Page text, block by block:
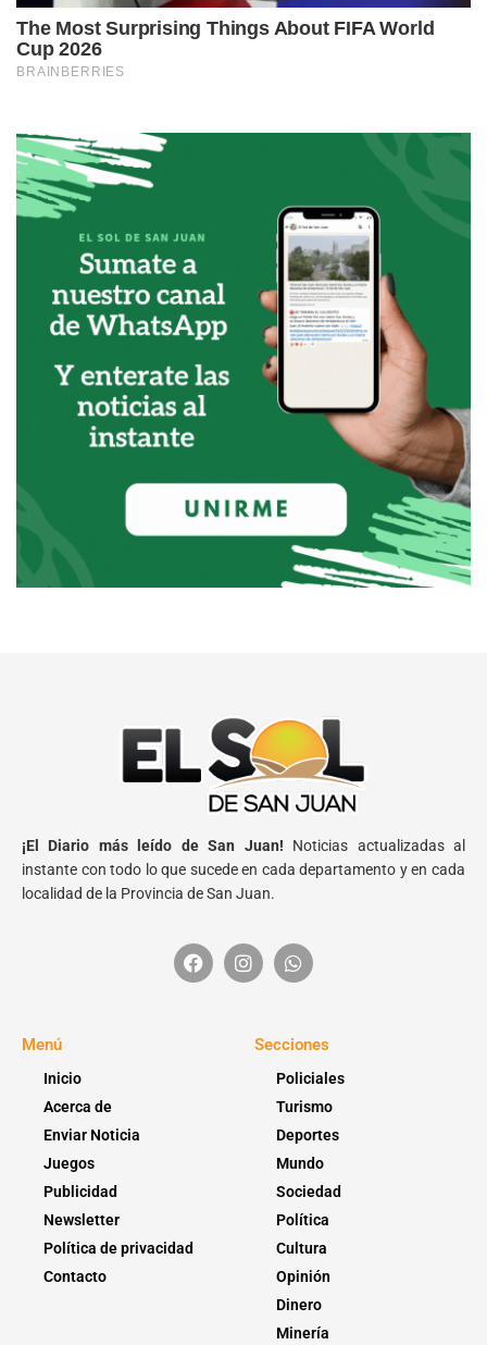
¡El Diario más leído de San Juan! Noticias actualizadas al
instante con todo lo que sucede en cada departamento y en cada
localidad de la Provincia de San Juan.
Menú
Inicio
Acerca de
Enviar Noticia
Juegos
Publicidad
Newsletter
Política de privacidad
Contacto
Secciones
Policiales
Turismo
Deportes
Mundo
Sociedad
Política
Cultura
Opinión
Dinero
Minería